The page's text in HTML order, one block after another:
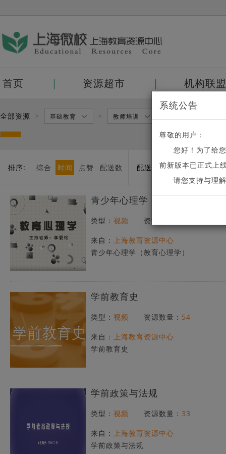
系统公告
尊敬的用户：
您好！为了给
前新版本已正式上
请您支持与理
首页 资源超市 机构联盟
全部资源 > 基础教育 > 教师培训
排序: 综合 时间 点赞 配送数 配送: 可配送 不可配送
青少年心理学（教育心理学）
类型： 视频 资源数量：
来自： 上海教育资源中心
青少年心理学（教育心理学）
学前教育史
类型： 视频 资源数量： 54
来自： 上海教育资源中心
学前教育史
学前政策与法规
类型： 视频 资源数量： 33
来自： 上海教育资源中心
学前政策与法规